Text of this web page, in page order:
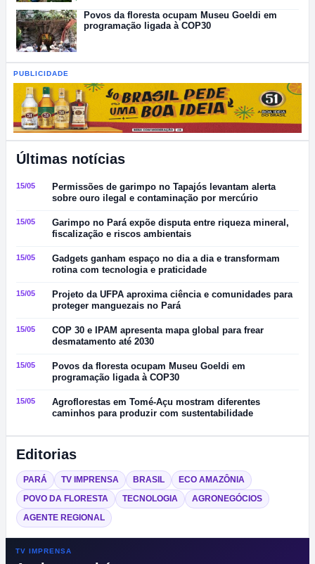
Povos da floresta ocupam Museu Goeldi em
programação ligada à COP30
PUBLICIDADE
Últimas notícias
15/05
Permissões de garimpo no Tapajós levantam alerta
sobre ouro ilegal e contaminação por mercúrio
15/05
Garimpo no Pará expõe disputa entre riqueza mineral,
fiscalização e riscos ambientais
15/05
Gadgets ganham espaço no dia a dia e transformam
rotina com tecnologia e praticidade
15/05
Projeto da UFPA aproxima ciência e comunidades para
proteger manguezais no Pará
15/05
COP 30 e IPAM apresenta mapa global para frear
desmatamento até 2030
15/05
Povos da floresta ocupam Museu Goeldi em
programação ligada à COP30
15/05
Agroflorestas em Tomé-Açu mostram diferentes
caminhos para produzir com sustentabilidade
Editorias
PARÁ TV IMPRENSA BRASIL ECO AMAZÔNIA
POVO DA FLORESTA TECNOLOGIA AGRONEGÓCIOS
AGENTE REGIONAL
TV IMPRENSA